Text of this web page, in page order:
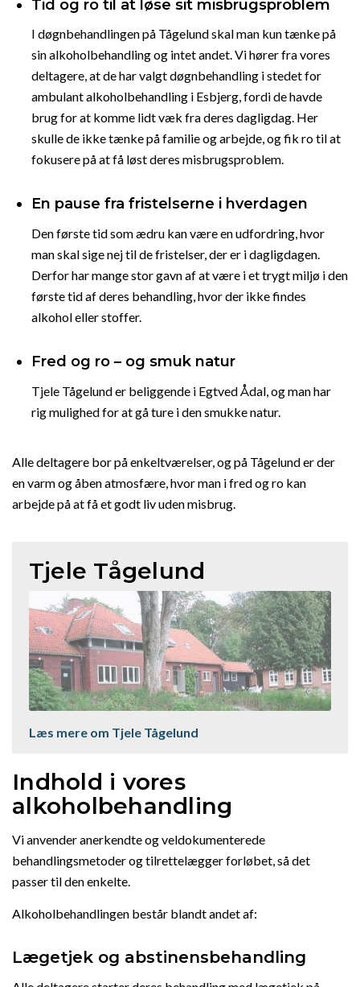
Tid og ro til at løse sit misbrugsproblem
I døgnbehandlingen på Tågelund skal man kun tænke på
sin alkoholbehandling og intet andet. Vi hører fra vores
deltagere, at de har valgt døgnbehandling i stedet for
ambulant alkoholbehandling i Esbjerg, fordi de havde
brug for at komme lidt væk fra deres dagligdag. Her
skulle de ikke tænke på familie og arbejde, og fik ro til at
fokusere på at få løst deres misbrugsproblem.
En pause fra fristelserne i hverdagen
Den første tid som ædru kan være en udfordring, hvor
man skal sige nej til de fristelser, der er i dagligdagen.
Derfor har mange stor gavn af at være i et trygt miljø i den
første tid af deres behandling, hvor der ikke findes
alkohol eller stoffer.
Fred og ro – og smuk natur
Tjele Tågelund er beliggende i Egtved Ådal, og man har
rig mulighed for at gå ture i den smukke natur.
Alle deltagere bor på enkeltværelser, og på Tågelund er der
en varm og åben atmosfære, hvor man i fred og ro kan
arbejde på at få et godt liv uden misbrug.
Tjele Tågelund
Læs mere om Tjele Tågelund
Indhold i vores
alkoholbehandling
Vi anvender anerkendte og veldokumenterede
behandlingsmetoder og tilrettelægger forløbet, så det
passer til den enkelte.
Alkoholbehandlingen består blandt andet af:
Lægetjek og abstinensbehandling